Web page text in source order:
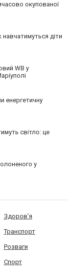
окупованої
навчатимуться діти
WB у
енергетичну
світло: це
у
Здоров'я
Транспорт
Розваги
Спорт